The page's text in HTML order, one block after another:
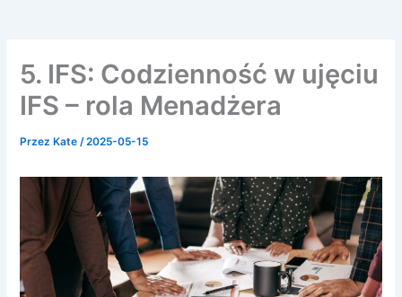
5. IFS: Codzienność w ujęciu
IFS – rola Menadżera
Przez Kate/2025-05-15